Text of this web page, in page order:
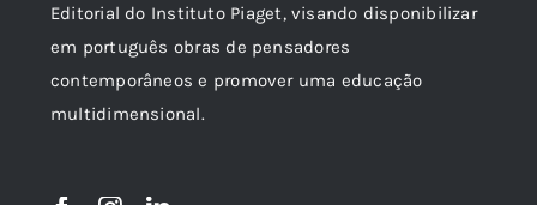
Editorial do Instituto Piaget, visando disponibilizar
em português obras de pensadores
contemporâneos e promover uma educação
multidimensional.